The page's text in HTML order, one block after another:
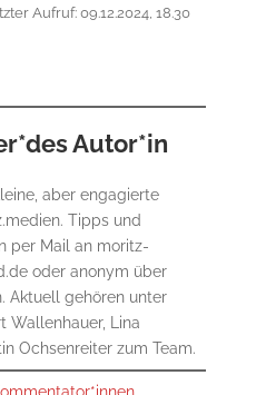
Aufruf: 09.12.2024, 18.30
Autor*in
aber engagierte
Tipps und
per Mail an moritz-
oder anonym über
Aktuell gehören unter
Wallenhauer, Lina
Ochsenreiter zum Team.